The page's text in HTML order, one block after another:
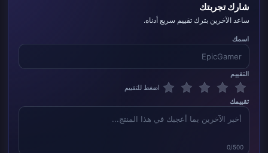
شارك تجربتك
ساعد الآخرين بترك تقييم سريع أدناه.
اسمك
التقييم
اضغط للتقييم
تقييمك
0/500